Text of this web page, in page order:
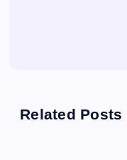
Related Posts